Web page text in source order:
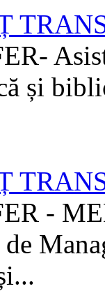
și
-